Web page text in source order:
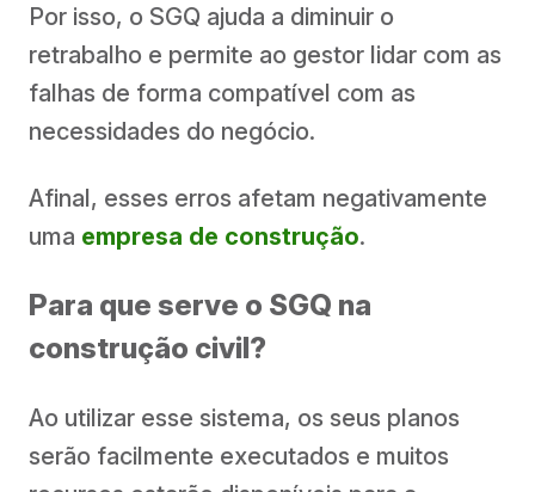
Por isso, o SGQ ajuda a diminuir o
retrabalho e permite ao gestor lidar com as
falhas de forma compatível com as
necessidades do negócio.
Afinal, esses erros afetam negativamente
uma empresa de construção.
Para que serve o SGQ na
construção civil?
Ao utilizar esse sistema, os seus planos
serão facilmente executados e muitos